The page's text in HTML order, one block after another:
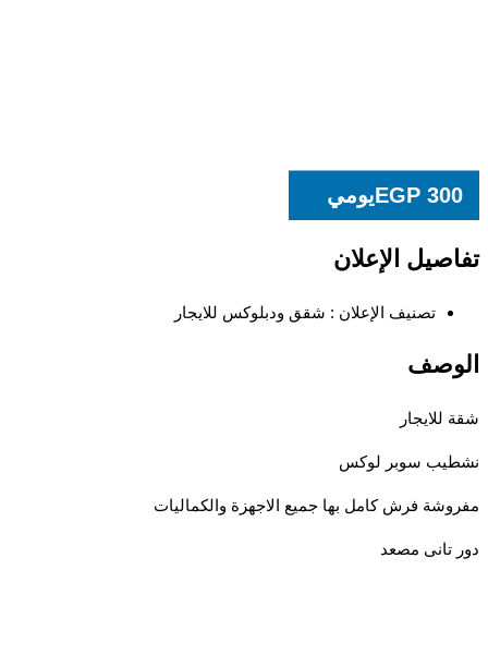
EGPيومي
الإعلان
تصنيف الإعلان :شقق ودبلوكس للايجار
سوبر لوكس
فرش كامل بها جميع الاجهزة والكماليات
مصعد